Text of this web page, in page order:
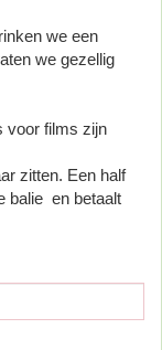
we een
we gezellig
voor films zijn
zitten. Een half
balie en betaalt